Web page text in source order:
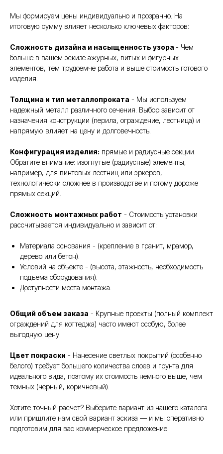
Мы формируем цены индивидуально и прозрачно. На
итоговую сумму влияет несколько ключевых факторов:
Сложность дизайна и насыщенность узора - Чем
больше в вашем эскизе ажурных, витых и фигурных
элементов, тем трудоемче работа и выше стоимость готового
изделия.
Толщина и тип металлопроката - Мы используем
надежный металл различного сечения. Выбор зависит от
назначения конструкции (перила, ограждение, лестница) и
напрямую влияет на цену и долговечность.
Конфигурация изделия: прямые и радиусные секции.
Обратите внимание: изогнутые (радиусные) элементы,
например, для винтовых лестниц или эркеров,
технологически сложнее в производстве и потому дороже
прямых секций.
Сложность монтажных работ - Стоимость установки
рассчитывается индивидуально и зависит от:
Материала основания - (крепление в гранит, мрамор,
дерево или бетон).
Условий на объекте - (высота, этажность, необходимость
подъема оборудования).
Доступности места монтажа.
Общий объем заказа - Крупные проекты (полный комплект
ограждений для коттеджа) часто имеют особую, более
выгодную цену.
Цвет покраски - Нанесение светлых покрытий (особенно
белого) требует большего количества слоев и грунта для
идеального вида, поэтому их стоимость немного выше, чем
темных (черный, коричневый).
Хотите точный расчет? Выберите вариант из нашего каталога
или пришлите нам свой вариант эскиза — и мы оперативно
подготовим для вас коммерческое предложение!